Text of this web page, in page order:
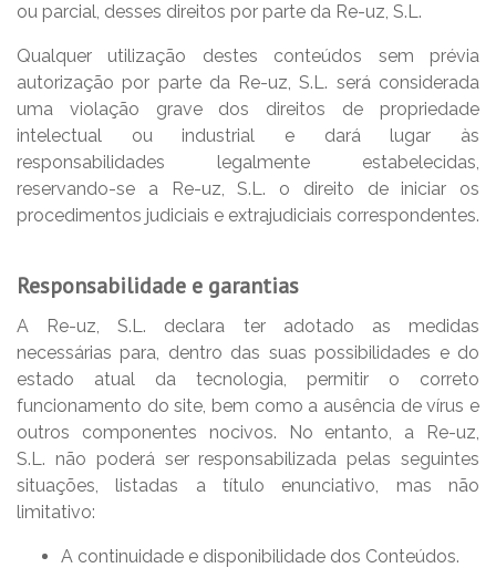
ou parcial, desses direitos por parte da Re-uz, S.L.
Qualquer utilização destes conteúdos sem prévia
autorização por parte da Re-uz, S.L. será considerada
uma violação grave dos direitos de propriedade
intelectual ou industrial e dará lugar às
responsabilidades legalmente estabelecidas,
reservando-se a Re-uz, S.L. o direito de iniciar os
procedimentos judiciais e extrajudiciais correspondentes.
Responsabilidade e garantias
A Re-uz, S.L. declara ter adotado as medidas
necessárias para, dentro das suas possibilidades e do
estado atual da tecnologia, permitir o correto
funcionamento do site, bem como a ausência de vírus e
outros componentes nocivos. No entanto, a Re-uz,
S.L. não poderá ser responsabilizada pelas seguintes
situações, listadas a título enunciativo, mas não
limitativo:
A continuidade e disponibilidade dos Conteúdos.